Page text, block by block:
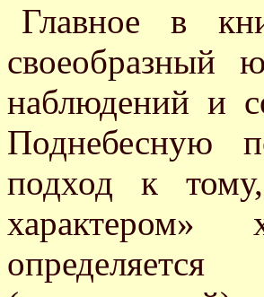
Главное в
наблюдений и
Поднебесную
подход к